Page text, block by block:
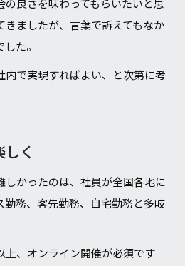
良さを味わってもらいたいと思
きましたが、⾔葉で訴えてもなか
た。
内で実現すればよい、と次第に考
く
かったのは、社員が全国各地に
勤務、客先勤務、⾃宅勤務と多岐
上、オンライン開催が必須です